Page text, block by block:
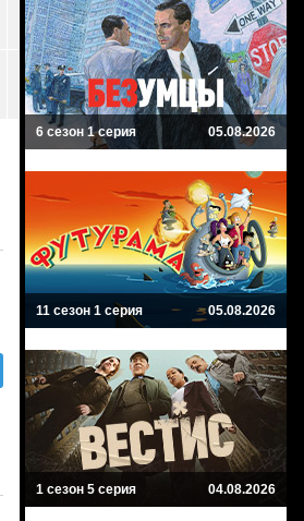
6 сезон 1 серия 05.08.2026
11 сезон 1 серия 05.08.2026
1 сезон 5 серия 04.08.2026